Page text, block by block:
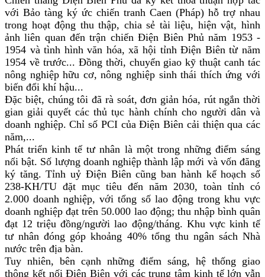
với Bảo tàng ký ức chiến tranh Caen (Pháp) hỗ trợ nhau
trong hoạt động thu thập, chia sẻ tài liệu, hiện vật, hình
ảnh liên quan đến trận chiến Điện Biên Phủ năm 1953 -
1954 và tình hình văn hóa, xã hội tỉnh Điện Biên từ năm
1954 về trước... Đồng thời, chuyển giao kỹ thuật canh tác
nông nghiệp hữu cơ, nông nghiệp sinh thái thích ứng với
biến đổi khí hậu...
Đặc biệt, chúng tôi đã rà soát, đơn giản hóa, rút ngắn thời
gian giải quyết các thủ tục hành chính cho người dân và
doanh nghiệp. Chỉ số PCI của Điện Biên cải thiện qua các
năm,...
Phát triển kinh tế tư nhân là một trong những điểm sáng
nổi bật. Số lượng doanh nghiệp thành lập mới và vốn đăng
ký tăng. Tỉnh uỷ Điện Biên cũng ban hành kế hoạch số
238-KH/TU đặt mục tiêu đến năm 2030, toàn tỉnh có
2.000 doanh nghiệp, với tổng số lao động trong khu vực
doanh nghiệp đạt trên 50.000 lao động; thu nhập bình quân
đạt 12 triệu đồng/người lao động/tháng. Khu vực kinh tế
tư nhân đóng góp khoảng 40% tổng thu ngân sách Nhà
nước trên địa bàn.
Tuy nhiên, bên cạnh những điểm sáng, hệ thống giao
thông kết nối Điện Biên với các trung tâm kinh tế lớn vẫn